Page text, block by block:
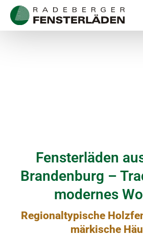
Fensterläden
Brandenburg –
modernes
Regionaltypische
märkische